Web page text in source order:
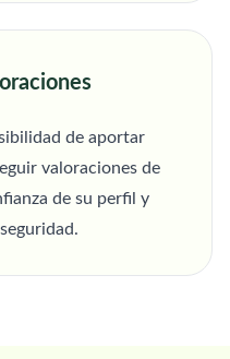
de aportar
valoraciones de
de su perfil y